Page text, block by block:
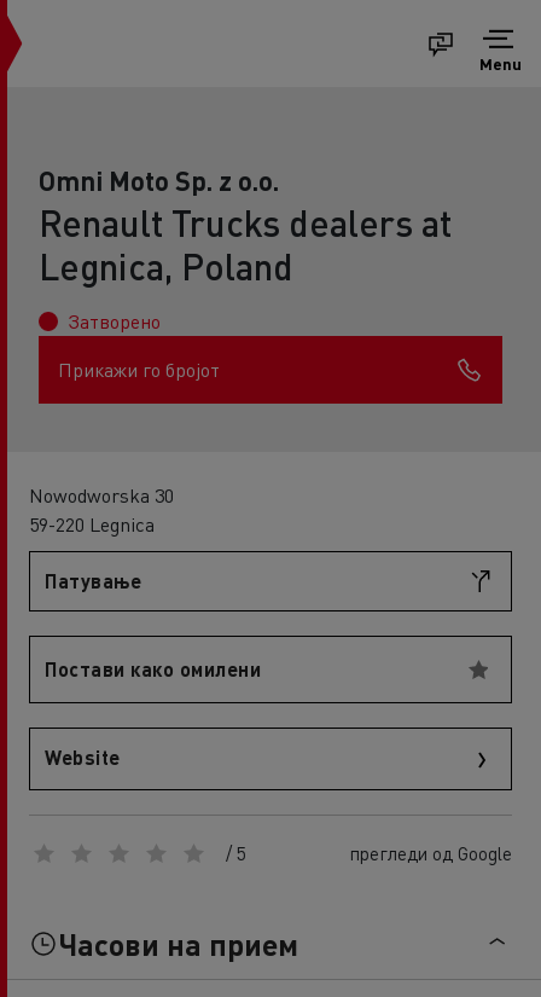
Menu
Omni Moto Sp. z o.o.
Renault Trucks dealers at
Legnica, Poland
Затворено
Прикажи го бројот
Nowodworska 30
59-220 Legnica
Патување
Постави како омилени
Website
/ 5 прегледи од Google
Часови на прием